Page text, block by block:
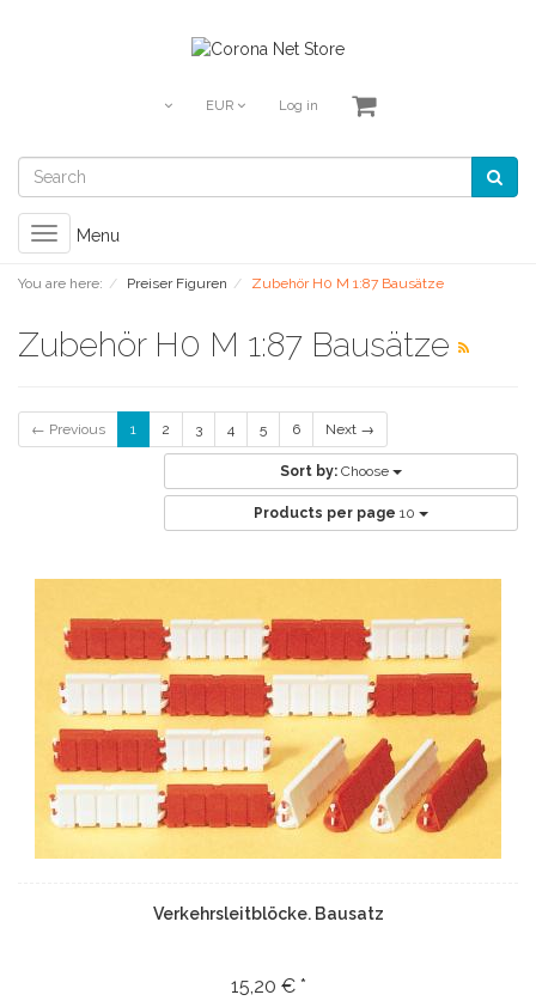
EUR Log in
Toggle
navigation
Menu
You are here: Preiser Figuren Zubehör H0 M 1:87 Bausätze
Zubehör H0 M 1:87 Bausätze
← Previous 1 2 3 4 5 6 Next →
Sort by: Choose
Products per page 10
Verkehrsleitblöcke. Bausatz
15,20 € *